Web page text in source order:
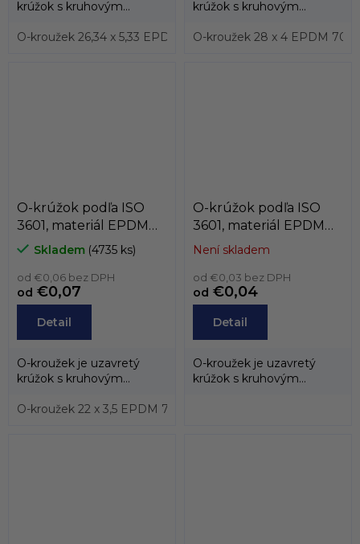
krúžok s kruhovým
prevažne z...
O-kroužek 26,34 x 5,33 EPDM 70, ISO 3601 O-kroužek
krúžok s kruhovým
prevažne z...
O-kroužek 28 x 4 EPDM 70,
O-krúžok podľa ISO
3601, materiál EPDM
70, podľa prierezu,
prierez od 3,5mm do
3,8mm
Skladem (4735 ks)
od €0,06 bez DPH
od €0,07
Detail
O-kroužek je uzavretý
krúžok s kruhovým
prevažne z...
O-kroužek 22 x 3,5 EPDM 70, ISO 3601
O-krúžok podľa ISO
3601, materiál EPDM
70, podľa prierezu,
3,3mm
Není skladem
od €0,03 bez DPH
od €0,04
Detail
O-kroužek je uzavretý
krúžok s kruhovým